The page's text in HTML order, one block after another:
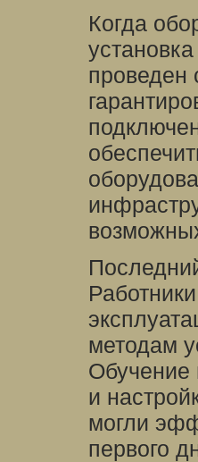
Когда
проведен
методам
Обучение
и
могли
первого